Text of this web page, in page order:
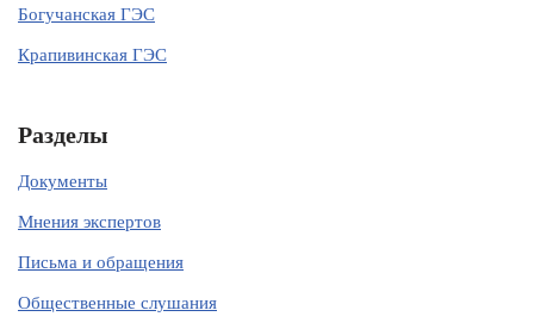
Богучанская ГЭС
Крапивинская ГЭС
Разделы
Документы
Мнения экспертов
Письма и обращения
Общественные слушания